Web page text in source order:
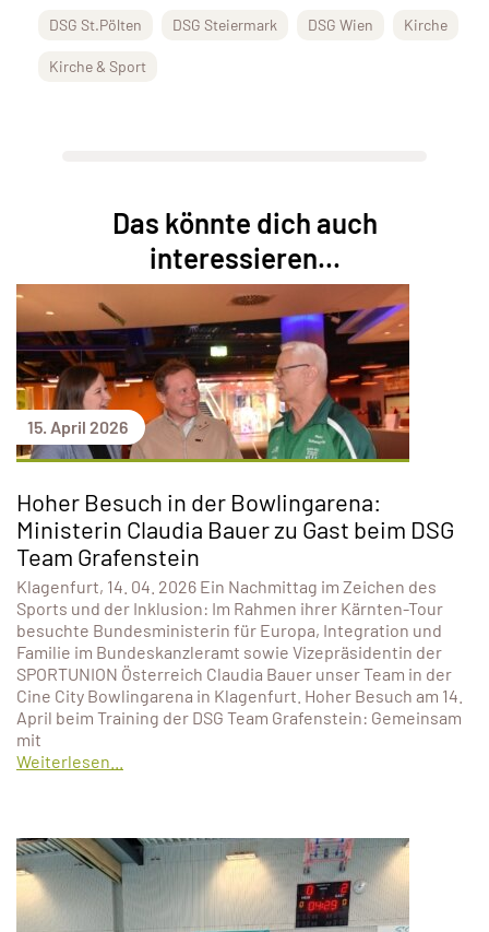
DSG St.Pölten DSG Steiermark DSG Wien Kirche
Kirche & Sport
Das könnte dich auch
interessieren...
15. April 2026
Hoher Besuch in der Bowlingarena:
Ministerin Claudia Bauer zu Gast beim DSG
Team Grafenstein
Klagenfurt, 14. 04. 2026 Ein Nachmittag im Zeichen des
Sports und der Inklusion: Im Rahmen ihrer Kärnten-Tour
besuchte Bundesministerin für Europa, Integration und
Familie im Bundeskanzleramt sowie Vizepräsidentin der
SPORTUNION Österreich Claudia Bauer unser Team in der
Cine City Bowlingarena in Klagenfurt. Hoher Besuch am 14.
April beim Training der DSG Team Grafenstein: Gemeinsam
mit
Weiterlesen...